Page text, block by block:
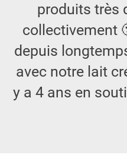
produits très
collectivement
depuis
avec notre lait
y a 4 ans en